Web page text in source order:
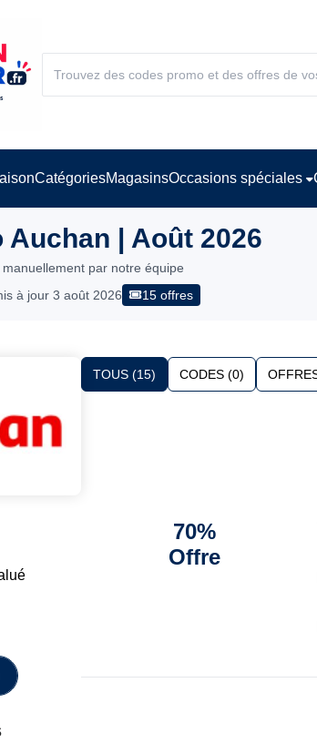
CatégoriesMagasinsOccasions spéciales
| Août 2026
par notre équipe
à jour 3 août 2026
15 offres
TOUS (15) CODES (0)
70%
Offre